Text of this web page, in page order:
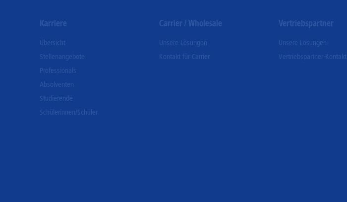
Karriere
Übersicht
Stellenangebote
Professionals
Absolventen
Studierende
Schülerinnen/Schüler
Carrier / Wholesale
Unsere Lösungen
Kontakt für Carrier
Vertriebspartner
Unsere Lösungen
Vertriebspartner-Kontakt